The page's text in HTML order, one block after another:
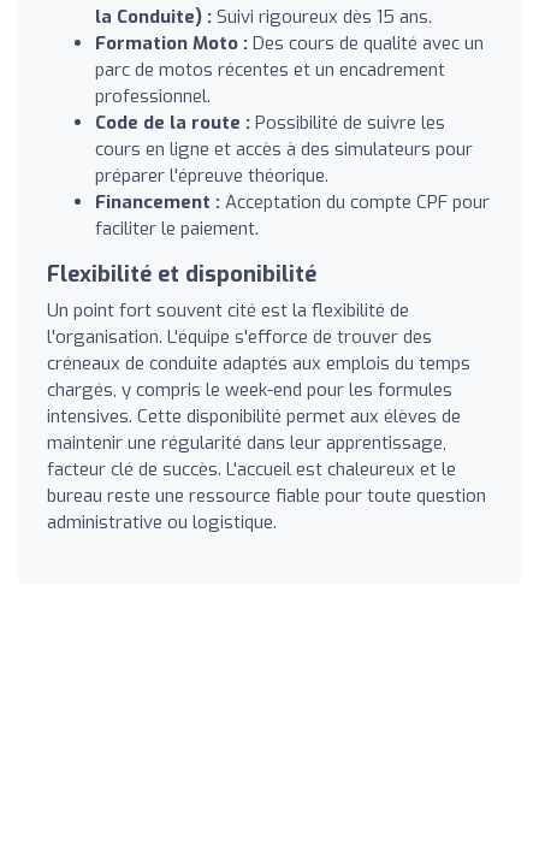
la Conduite) : Suivi rigoureux dès 15 ans.
Formation Moto : Des cours de qualité avec un
parc de motos récentes et un encadrement
professionnel.
Code de la route : Possibilité de suivre les
cours en ligne et accès à des simulateurs pour
préparer l'épreuve théorique.
Financement : Acceptation du compte CPF pour
faciliter le paiement.
Flexibilité et disponibilité
Un point fort souvent cité est la flexibilité de
l'organisation. L'équipe s'efforce de trouver des
créneaux de conduite adaptés aux emplois du temps
chargés, y compris le week-end pour les formules
intensives. Cette disponibilité permet aux élèves de
maintenir une régularité dans leur apprentissage,
facteur clé de succès. L'accueil est chaleureux et le
bureau reste une ressource fiable pour toute question
administrative ou logistique.